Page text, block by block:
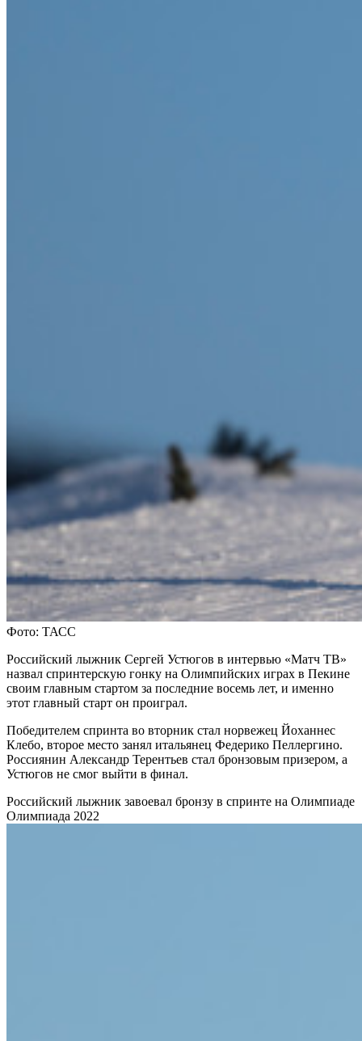
Фото: ТАСС
Российский лыжник Сергей Устюгов в интервью «Матч ТВ»
назвал спринтерскую гонку на Олимпийских играх в Пекине
своим главным стартом за последние восемь лет, и именно
этот главный старт он проиграл.
Победителем спринта во вторник стал норвежец Йоханнес
Клебо, второе место занял итальянец Федерико Пеллергино.
Россиянин Александр Терентьев стал бронзовым призером, а
Устюгов не смог выйти в финал.
Российский лыжник завоевал бронзу в спринте на Олимпиаде
Олимпиада 2022